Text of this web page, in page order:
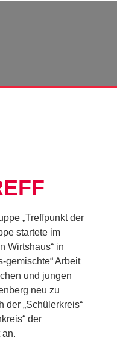
„Treffpunkt der
startete im
Wirtshaus“ in
gemischte“ Arbeit
und jungen
neu zu
der „Schülerkreis“
der
an.